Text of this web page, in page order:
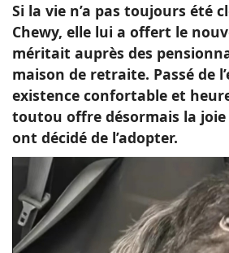
Si la vie n’a pas toujours été
Chewy, elle lui a offert le
méritait auprès des
maison de retraite. Passé de
existence confortable et
toutou offre désormais la joie
ont décidé de l’adopter.